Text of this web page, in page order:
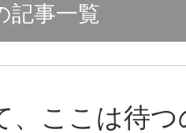
記事一覧
、ここは待つ